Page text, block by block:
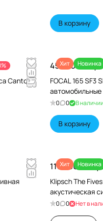
В корзину
Canton
Хит Новинка
45 640 ₽/
FOCAL 165 SF3
автомобильные
0 0 В наличии
В корзину
Хит Новинка
119 990 ₽/
Klipsch The
акустическая
0 0 Нет в